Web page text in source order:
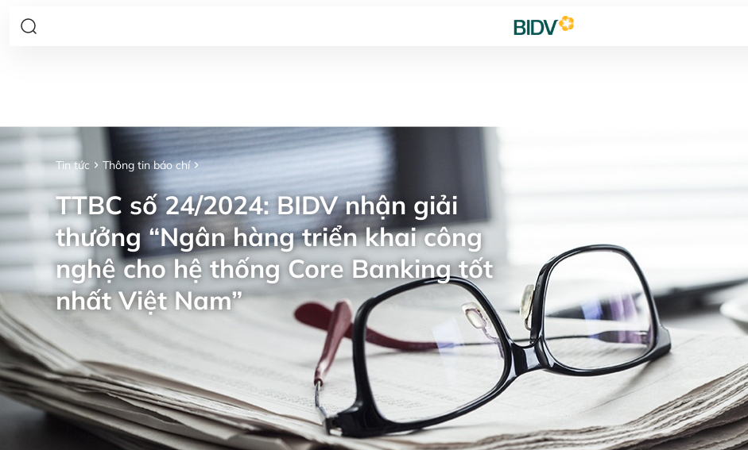
Tin tức Thông tin báo chí
TTBC số 24/2024: BIDV nhận giải
thưởng “Ngân hàng triển khai công
nghệ cho hệ thống Core Banking tốt
nhất Việt Nam”